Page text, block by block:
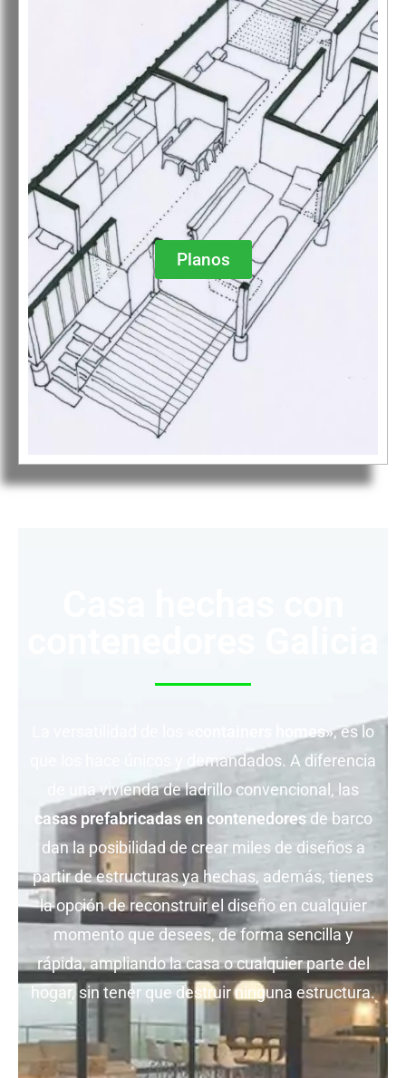
Planos
«containers homes», es lo
que los hace únicos y demandados. A diferencia
de una vivienda de ladrillo convencional, las
casas prefabricadas en contenedoresde barco
dan la posibilidad de crear miles de diseños a
partir de estructuras ya hechas, además, tienes
la opción de reconstruir el diseño en cualquier
momento que desees, de forma sencilla y
rápida, ampliando la casa o cualquier parte del
hogar, sin tener que destruir ninguna estructura.